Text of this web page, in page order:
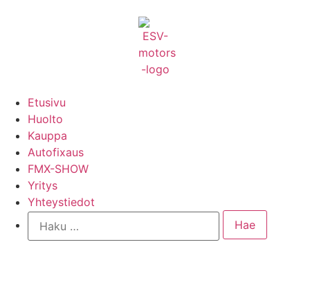
Etusivu
Huolto
Kauppa
Autofixaus
FMX-SHOW
Yritys
Yhteystiedot